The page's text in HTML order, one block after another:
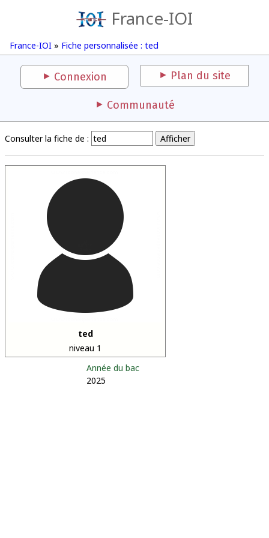
France-IOI
France-IOI » Fiche personnalisée : ted
Connexion Plan du site
Communauté
Consulter la fiche de :
ted
niveau 1
Année du bac
2025